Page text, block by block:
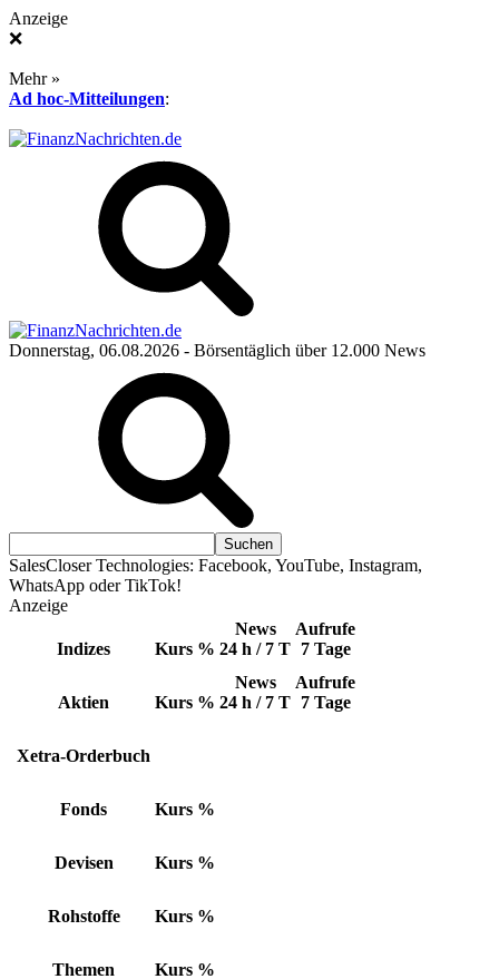
Anzeige
❌
Mehr »
Ad hoc-Mitteilungen:
Donnerstag, 06.08.2026 - Börsentäglich über 12.000 News
SalesCloser Technologies: Facebook, YouTube, Instagram,
WhatsApp oder TikTok!
Anzeige
Indizes Kurs %
News
24 h / 7 T
Aufrufe
7 Tage
Aktien Kurs %
News
24 h / 7 T
Aufrufe
7 Tage
Xetra-Orderbuch
Fonds Kurs %
Devisen Kurs %
Rohstoffe Kurs %
Themen Kurs %